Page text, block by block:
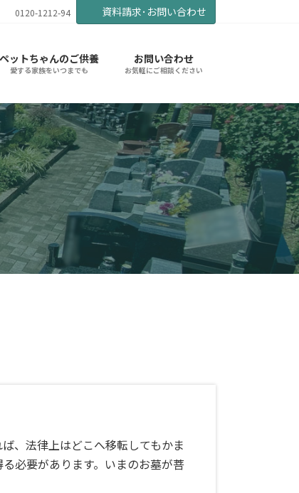
0120-1212-94 資料請求･お問い合わせ
ペットちゃんのご供養
愛する家族をいつまでも
お問い合わせ
お気軽にご相談ください
、法律上はどこへ移転してもかま
必要があります。いまのお墓が菩